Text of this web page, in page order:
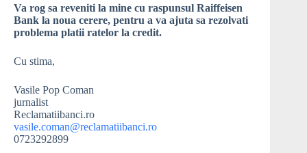
Va rog sa reveniti la mine cu raspunsul Raiffeisen
Bank la noua cerere, pentru a va ajuta sa rezolvati
problema platii ratelor la credit.
Cu stima,
Vasile Pop Coman
jurnalist
Reclamatiibanci.ro
vasile.coman@reclamatiibanci.ro
0723292899